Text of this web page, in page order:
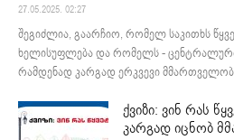
27.05.2025. 02:27
შეგიძლია, გაარჩიო, რომელ საკითხს
ხელისუფლება და რომელს - ცენტრალური?
რამდენად კარგად ერკვევი
ქვიზი: ვინ რას
კარგად იცნობ